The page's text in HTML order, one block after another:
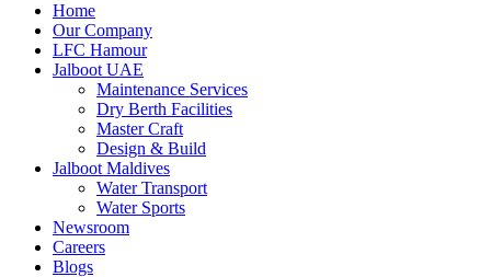
Home
Our Company
LFC Hamour
Jalboot UAE
Maintenance Services
Dry Berth Facilities
Master Craft
Design & Build
Jalboot Maldives
Water Transport
Water Sports
Newsroom
Careers
Blogs